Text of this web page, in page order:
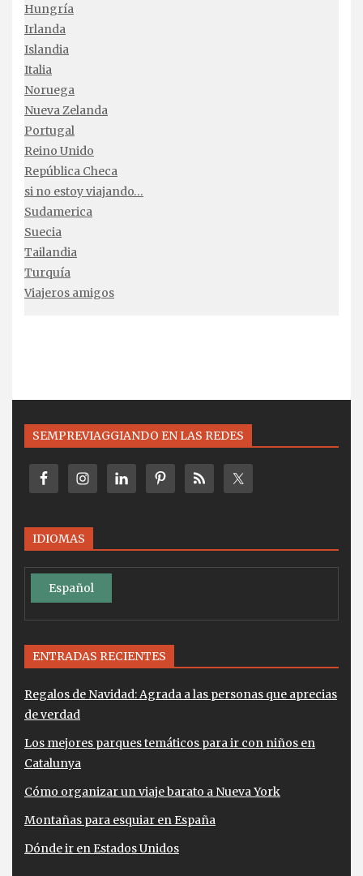
Hungría
Irlanda
Islandia
Italia
Noruega
Nueva Zelanda
Portugal
Reino Unido
República Checa
si no estoy viajando…
Sudamerica
Suecia
Tailandia
Turquía
Viajeros amigos
SEMPREVIAGGIANDO EN LAS REDES
IDIOMAS
Español
ENTRADAS RECIENTES
Regalos de Navidad: Agrada a las personas que aprecias
de verdad
Los mejores parques temáticos para ir con niños en
Catalunya
Cómo organizar un viaje barato a Nueva York
Montañas para esquiar en España
Dónde ir en Estados Unidos